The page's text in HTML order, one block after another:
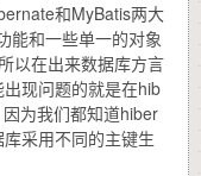
和MyBatis两大
能和一些单一的对象
以在出来数据库方言
现问题的就是在hib
为我们都知道hiber
采用不同的主键生